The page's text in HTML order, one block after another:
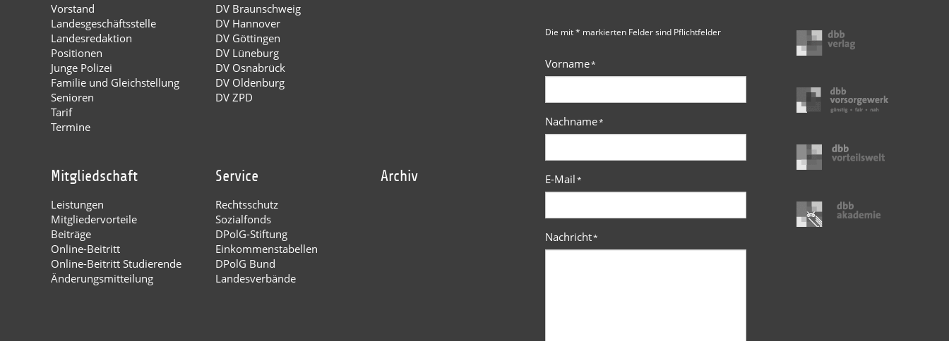
Vorstand
Landesgeschäftsstelle
Landesredaktion
Positionen
Junge Polizei
Familie und Gleichstellung
Senioren
Tarif
Termine
DV Braunschweig
DV Hannover
DV Göttingen
DV Lüneburg
DV Osnabrück
DV Oldenburg
DV ZPD
Mitgliedschaft
Leistungen
Mitgliedervorteile
Beiträge
Online-Beitritt
Online-Beitritt Studierende
Änderungsmitteilung
Service
Rechtsschutz
Sozialfonds
DPolG-Stiftung
Einkommenstabellen
DPolG Bund
Landesverbände
Archiv
Die mit * markierten Felder sind Pflichtfelder
Vorname*
Nachname*
E-Mail*
Nachricht*